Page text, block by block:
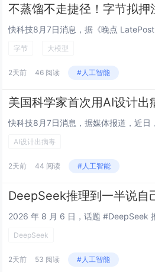
字节 大模型
2天前 46 阅读 #人工智能
AI设计出病毒
2天前 44 阅读 #人工智能
DeepSeek
2天前 53 阅读 #人工智能